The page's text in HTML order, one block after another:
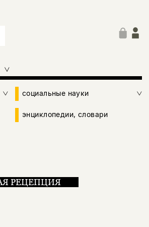
социальные науки
энциклопедии, словари
РЕЦЕПЦИЯ